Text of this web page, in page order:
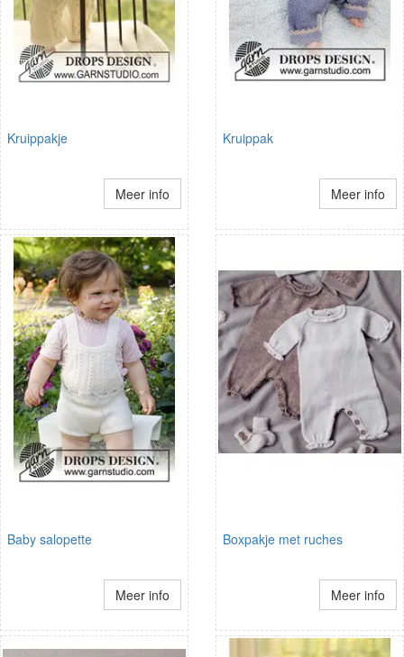
Kruippakje
Meer info
Kruippak
Meer info
Baby salopette
Meer info
Boxpakje met ruches
Meer info